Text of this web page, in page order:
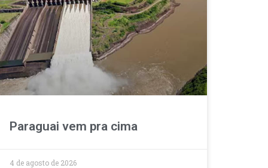
Paraguai vem pra cima
4 de agosto de 2026